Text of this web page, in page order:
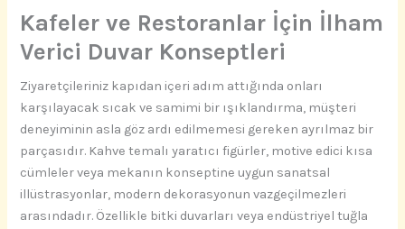
Kafeler ve Restoranlar İçin İlham
Verici Duvar Konseptleri
Ziyaretçileriniz kapıdan içeri adım attığında onları
karşılayacak sıcak ve samimi bir ışıklandırma, müşteri
deneyiminin asla göz ardı edilmemesi gereken ayrılmaz bir
parçasıdır. Kahve temalı yaratıcı figürler, motive edici kısa
cümleler veya mekanın konseptine uygun sanatsal
illüstrasyonlar, modern dekorasyonun vazgeçilmezleri
arasındadır. Özellikle bitki duvarları veya endüstriyel tuğla